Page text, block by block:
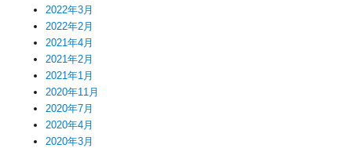
2022年3月
2022年2月
2021年4月
2021年2月
2021年1月
2020年11月
2020年7月
2020年4月
2020年3月